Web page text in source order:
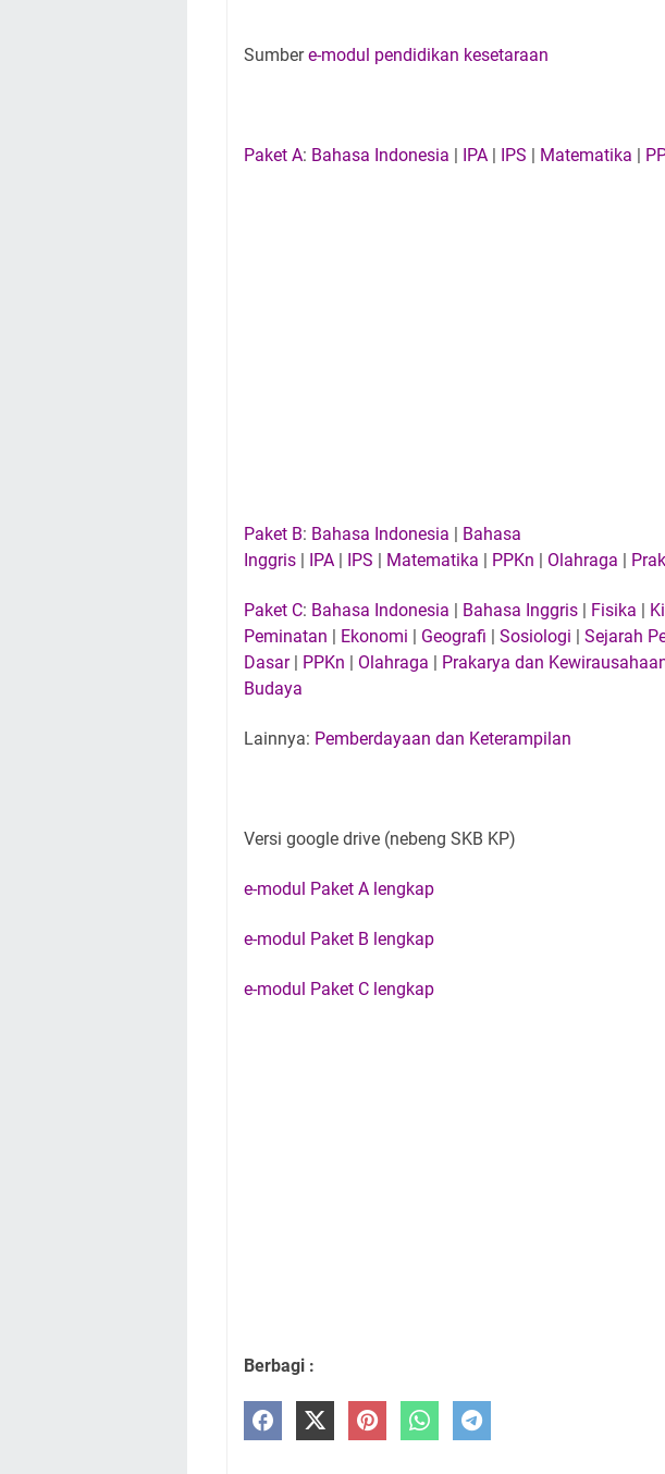
Sumbere-modul pendidikan kesetaraan
Paket A: Bahasa Indonesia | IPA | IPS | Matematika |
Paket B: Bahasa Indonesia | Bahasa
Inggris | IPA | IPS | Matematika | PPKn | Olahraga |
Paket C: Bahasa Indonesia | Bahasa Inggris | Fisika |
Peminatan | Ekonomi | Geografi | Sosiologi | Sejarah
Dasar| PPKn | Olahraga | Prakarya dan
Budaya
Lainnya: Pemberdayaan dan Keterampilan
Versi google drive (nebeng SKB KP)
e-modul Paket A lengkap
e-modul Paket B lengkap
e-modul Paket C lengkap
Berbagi :